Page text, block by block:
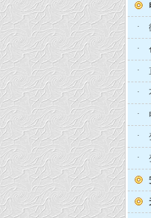
·
·
·
·
·
·
·